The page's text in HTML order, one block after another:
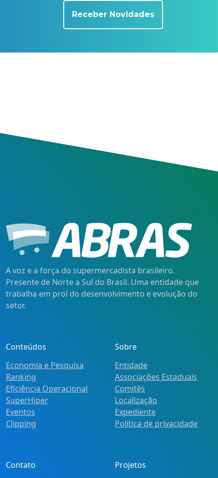
Receber Novidades
A voz e a força do supermercadista brasileiro.
Presente de Norte a Sul do Brasil. Uma entidade que
trabalha em prol do desenvolvimento e evolução do
setor.
Conteúdos
Economia e Pesquisa
Ranking
Eficiência Operacional
SuperHiper
Eventos
Clipping
Sobre
Entidade
Associações Estaduais
Comitês
Localização
Expediente
Política de privacidade
Contato
Projetos